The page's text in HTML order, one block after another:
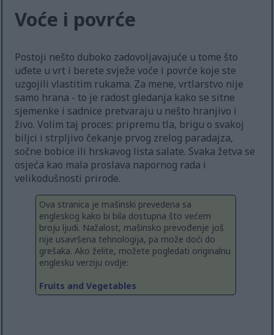
Voće i povrće
Postoji nešto duboko zadovoljavajuće u tome što
uđete u vrt i berete svježe voće i povrće koje ste
uzgojili vlastitim rukama. Za mene, vrtlarstvo nije
samo hrana - to je radost gledanja kako se sitne
sjemenke i sadnice pretvaraju u nešto hranjivo i
živo. Volim taj proces: pripremu tla, brigu o svakoj
biljci i strpljivo čekanje prvog zrelog paradajza,
sočne bobice ili hrskavog lista salate. Svaka žetva se
osjeća kao mala proslava napornog rada i
velikodušnosti prirode.
Ova stranica je mašinski prevedena sa
engleskog kako bi bila dostupna što većem
broju ljudi. Nažalost, mašinsko prevođenje još
nije usavršena tehnologija, pa može doći do
grešaka. Ako želite, možete pogledati originalnu
englesku verziju ovdje:
Fruits and Vegetables